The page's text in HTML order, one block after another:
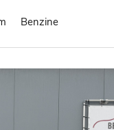
Benzine